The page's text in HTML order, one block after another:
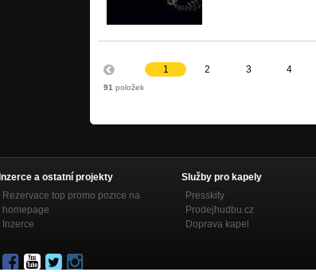
1 2 3 4
91 položek
Inzerce a ostatní projekty
Rezervace top promo pozice na
homepage
Inzerce
Služby pro kapely
Presskity
Prodejhudbu.cz
Doprava kapel